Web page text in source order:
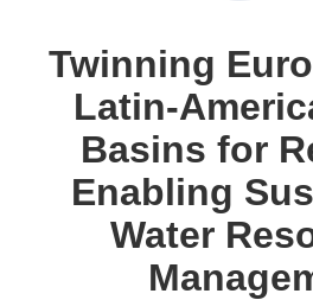
Twinning
Latin-
Basins for
Enabling
Water